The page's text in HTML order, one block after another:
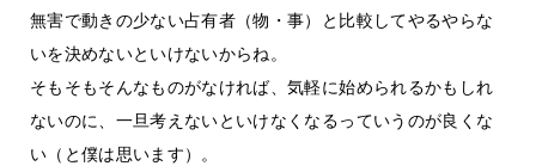
無害で動きの少ない占有者（物・事）と比較してやるやらな
いを決めないといけないからね。
そもそもそんなものがなければ、気軽に始められるかもしれ
ないのに、一旦考えないといけなくなるっていうのが良くな
い（と僕は思います）。